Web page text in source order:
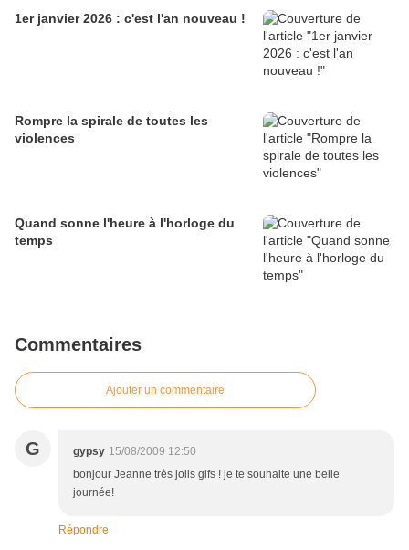
1er janvier 2026 : c'est l'an nouveau !
Rompre la spirale de toutes les
violences
Quand sonne l'heure à l'horloge du
temps
Commentaires
Ajouter un commentaire
G gypsy 15/08/2009 12:50
bonjour Jeanne très jolis gifs ! je te souhaite une belle
journée!
Répondre